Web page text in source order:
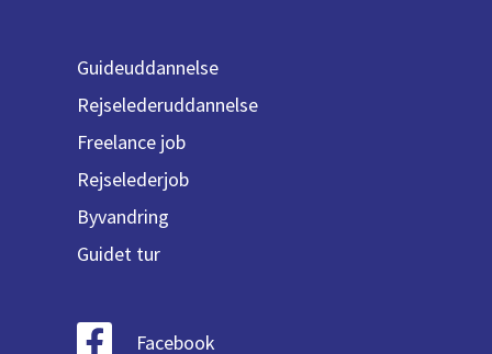
Guideuddannelse
Rejselederuddannelse
Freelance job
Rejselederjob
Byvandring
Guidet tur
Facebook